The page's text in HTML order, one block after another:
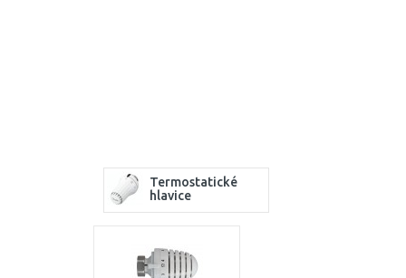
Termostatické
hlavice